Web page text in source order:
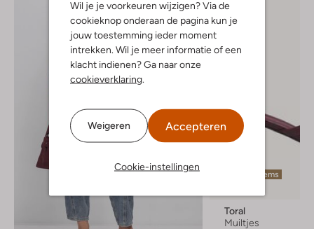
Wil je je voorkeuren wijzigen? Via de
cookieknop onderaan de pagina kun je
jouw toestemming ieder moment
intrekken. Wil je meer informatie of een
klacht indienen? Ga naar onze
cookieverklaring
Weigeren Accepteren
Cookie-instellingen
Laatste items
Toral
Muiltjes